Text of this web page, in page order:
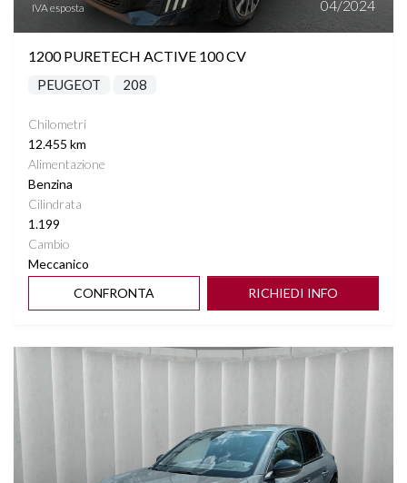
TASCHE SU RETROSCHIENALI SEDILI
VETRI SCURI
IVA esposta 04/2024
1200 PURETECH ACTIVE 100 CV
PEUGEOT 208
Chilometri
12.455 km
Alimentazione
Benzina
Cilindrata
1.199
Cambio
Meccanico
CONFRONTA
RICHIEDI INFO
Vedi dettagli